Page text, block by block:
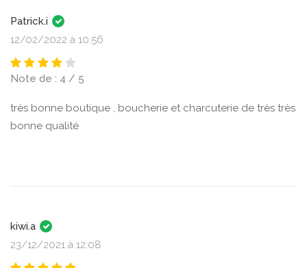
Patrick.i
12/02/2022 à 10:56
Note de : 4 / 5
très bonne boutique , boucherie et charcuterie de très très
bonne qualité
kiwi.a
23/12/2021 à 12:08